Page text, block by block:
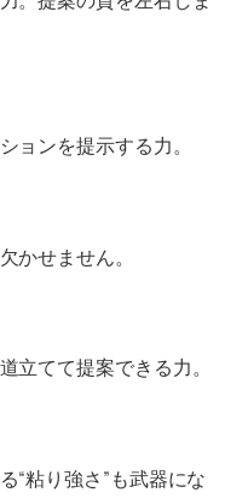
ョンを提示する力。
かせません。
立てて提案できる力。
“粘り強さ”も武器にな